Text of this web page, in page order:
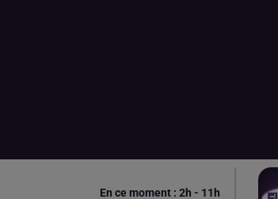
En ce moment : 2h - 11h